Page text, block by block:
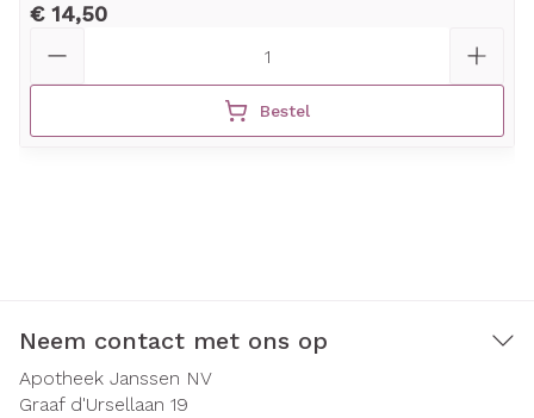
€ 14,50
Bestel
Neem contact met ons op
Apotheek Janssen NV
Graaf d'Ursellaan 19